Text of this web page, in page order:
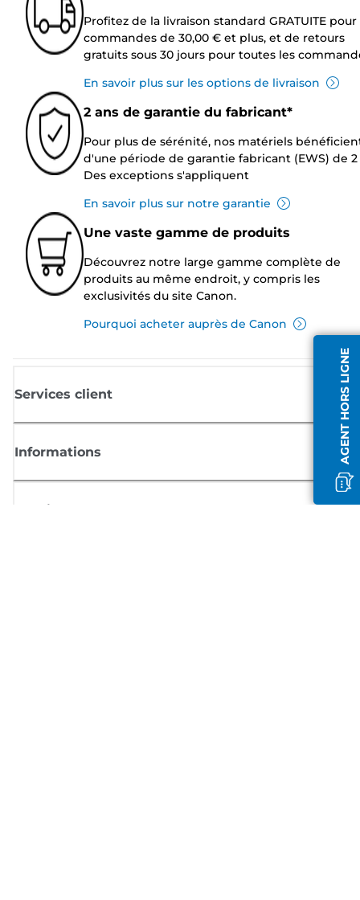
AGENT HORS LIGNE
Profitez de la livraison standard GRATUITE pour
commandes de 30,00 € et plus, et de retours
gratuits sous 30 jours pour toutes les
En savoir plus sur les options de livraison
2 ans de garantie du fabricant*
Pour plus de sérénité, nos matériels
d'une période de garantie fabricant (EWS) de 2
Des exceptions s'appliquent
En savoir plus sur notre garantie
Une vaste gamme de produits
Découvrez notre large gamme complète de
produits au même endroit, y compris les
exclusivités du site Canon.
Pourquoi acheter auprès de Canon
Services client
Informations
Boutique